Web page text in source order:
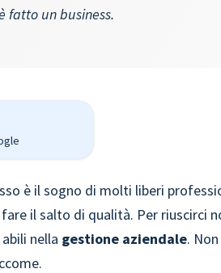
fatto un business.
è il sogno di molti liberi
fare il salto di qualità. Per riuscirci
nella gestione aziendale.